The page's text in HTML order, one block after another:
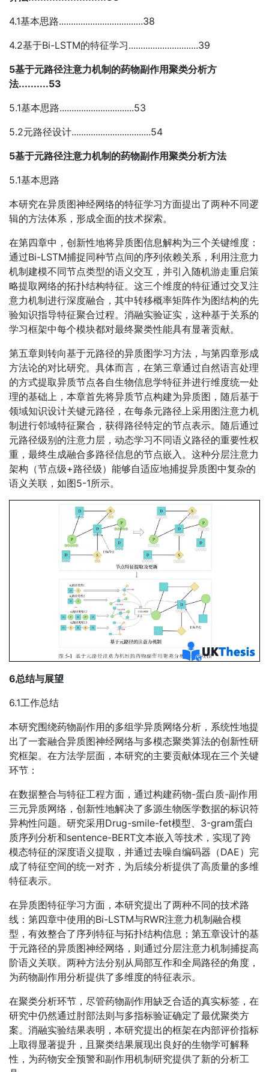
4.1基本思路...................................38
4.2基于Bi-LSTM的特征学习.............................39
5基于元路径注意力机制的药物副作用聚类分析方
法..........53
5.1基本思路...............................53
5.2元路径设计.................................54
5基于元路径注意力机制的药物副作用聚类分析方法
5.1基本思路
本研究在异质图神经网络的特征学习方面提出了两种不同逻
辑的方法体系，形成全面的技术探索。
在第四章中，创新性地将异质图信息解构为三个关键维度：
通过Bi-LSTM捕捉同种节点间的序列依赖关系，利用注意力
机制建模不同节点类型的语义交互，并引入随机游走重启策
略提取网络的拓扑结构特征。这三个维度的特征通过交叉注
意力机制进行深度融合，其中转移概率矩阵作为图结构的先
验知识指导特征聚合过程。消融实验证实，这种基于关系的
学习框架中每个模块都对最终聚类性能具有显著贡献。
第五章则转向基于元路径的异质图学习方法，与第四章形成
方法论的对比研究。具体而言，在第三章通过自然语言处理
的方式提取异质节点各自生物信息学特征并进行维度统一处
理的基础上，本章首先将异质节点构建为异质图，随后基于
领域知识设计关键元路径，在每条元路径上采用图注意力机
制进行邻域特征聚合，获得路径特定的节点表示。随后通过
元路径级别的注意力层，动态学习不同语义路径的重要性权
重，最终生成融合多路径信息的节点嵌入。这种分层注意力
架构（节点级+路径级）能够自适应地捕捉异质图中复杂的
语义关联，如图5-1所示。
6总结与展望
6.1工作总结
本研究围绕药物副作用的多组学异质网络分析，系统性地提
出了一套融合异质图神经网络与多模态聚类算法的创新性研
究框架。在方法学层面，本研究的主要贡献体现在三个关键
环节：
在数据整合与特征工程方面，通过构建药物-蛋白质-副作用
三元异质网络，创新性地解决了多源生物医学数据的标识符
异构性问题。研究采用Drug-smile-fet模型、3-gram蛋白
质序列分析和sentence-BERT文本嵌入等技术，实现了跨
模态特征的深度语义提取，并通过去噪自编码器（DAE）完
成了特征空间的统一对齐，为后续分析提供了高质量的多维
特征表示。
在异质图特征学习方面，本研究提出了两种不同的技术路
线：第四章中使用的Bi-LSTM与RWR注意力机制融合模
型，有效整合了序列特征与拓扑结构信息；第五章设计的基
于元路径的异质图神经网络，则通过分层注意力机制捕捉高
阶语义关联。两种方法分别从局部互作和全局路径的角度，
为药物副作用分析提供了多维度的特征表示。
在聚类分析环节，尽管药物副作用缺乏合适的真实标签，在
研究中仍然通过肘部法则与多指标验证确定了最优聚类方
案。消融实验结果表明，本研究提出的框架在内部评价指标
上取得显著提升，且聚类结果展现出良好的生物学可解释
性，为药物安全预警和副作用机制研究提供了新的分析工